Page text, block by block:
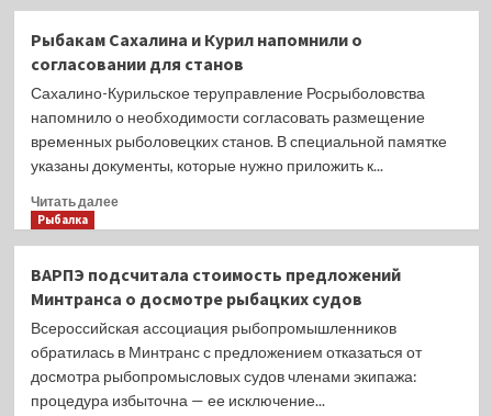
анализ
уловов
любителей.
море
оккупируют
гребневики
сцифоидные
медузыВ
результате
в
Черноморском
регионе
сокращение
пресного
стока
и
Рыбакам Сахалина и Курил напомнили о
согласовании для станов
Сахалино-Курильское теруправление Росрыболовства
напомнило о необходимости согласовать размещение
временных рыболовецких станов. В специальной памятке
указаны документы, которые нужно приложить к...
Читать далееПрочитать
Сахалина
и
Курил
напомнили
согласовании
для
Рыбалка
ВАРПЭ подсчитала стоимость предложений
Минтранса о досмотре рыбацких судов
Всероссийская ассоциация рыбопромышленников
обратилась в Минтранс с предложением отказаться от
досмотра рыбопромысловых судов членами экипажа:
процедура избыточна — ее исключение...